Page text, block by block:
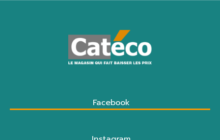
Facebook